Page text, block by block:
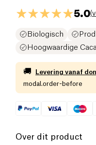
5.0(
Biologisch
Hoogwaardige
🚚 Levering vanaf
modal.order-before
Over dit product